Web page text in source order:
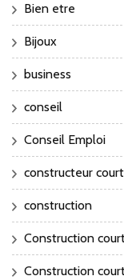
Bien etre
Bijoux
business
conseil
Conseil Emploi
constructeur
construction
Construction
Construction